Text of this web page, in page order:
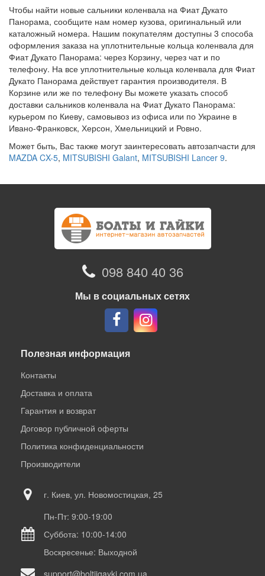
Чтобы найти новые сальники коленвала на Фиат Дукато
Панорама, сообщите нам номер кузова, оригинальный или
каталожный номера. Нашим покупателям доступны 3 способа
оформления заказа на уплотнительные кольца коленвала для
Фиат Дукато Панорама: через Корзину, через чат и по
телефону. На все уплотнительные кольца коленвала для Фиат
Дукато Панорама действует гарантия производителя. В
Корзине или же по телефону Вы можете указать способ
доставки сальников коленвала на Фиат Дукато Панорама:
курьером по Киеву, самовывоз из офиса или по Украине в
Ивано-Франковск, Херсон, Хмельницкий и Ровно.
Может быть, Вас также могут заинтересовать автозапчасти для
MAZDA CX-5, MITSUBISHI Galant, MITSUBISHI Lancer 9.
098 840 40 36
Мы в социальных сетях
Полезная информация
Контакты
Доставка и оплата
Гарантия и возврат
Договор публичной оферты
Политика конфиденциальности
Производители
г. Киев, ул. Новомостицкая, 25
Пн-Пт: 9:00-19:00
Суббота: 10:00-14:00
Воскресенье: Выходной